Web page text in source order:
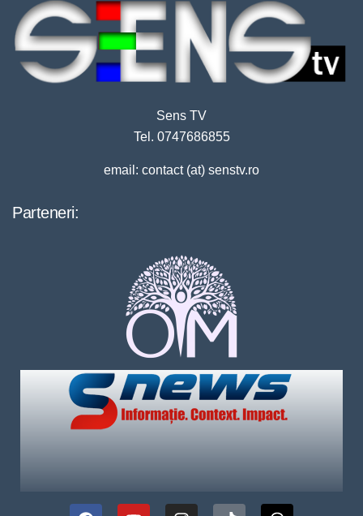
Sens TV
Tel. 0747686855
email: contact (at) senstv.ro
Parteneri: